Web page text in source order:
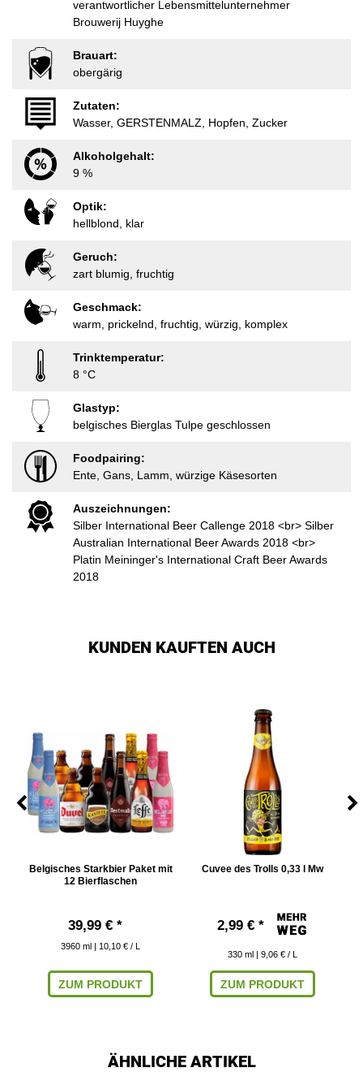
verantwortlicher Lebensmittelunternehmer
Brouwerij Huyghe
Brauart:
obergärig
Zutaten:
Wasser, GERSTENMALZ, Hopfen, Zucker
Alkoholgehalt:
9 %
Optik:
hellblond, klar
Geruch:
zart blumig, fruchtig
Geschmack:
warm, prickelnd, fruchtig, würzig, komplex
Trinktemperatur:
8 °C
Glastyp:
belgisches Bierglas Tulpe geschlossen
Foodpairing:
Ente, Gans, Lamm, würzige Käsesorten
Auszeichnungen:
Silber International Beer Callenge 2018 <br> Silber
Australian International Beer Awards 2018 <br>
Platin Meininger's International Craft Beer Awards
2018
KUNDEN KAUFTEN AUCH
Belgisches Starkbier Paket mit
12 Bierflaschen
39,99 € *
3960 ml | 10,10 € / L
ZUM PRODUKT
Cuvee des Trolls 0,33 l Mw
2,99 € *
330 ml | 9,06 € / L
ZUM PRODUKT
ÄHNLICHE ARTIKEL